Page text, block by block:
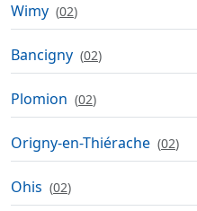
Wimy (02)
Bancigny (02)
Plomion (02)
Origny-en-Thiérache (02)
Ohis (02)